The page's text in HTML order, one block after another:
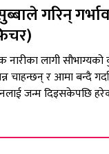
गरिन्
नारीका लागी
चाहन्छन् र आमा बन्दै
जन्म दिइसकेपछि